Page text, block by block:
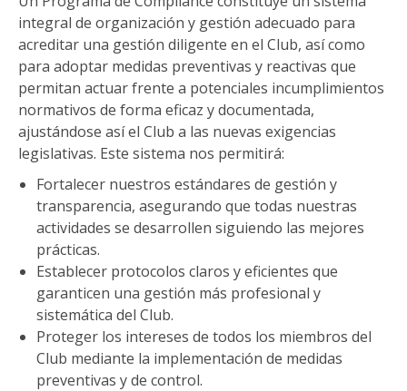
integral de organización y gestión adecuado para
acreditar una gestión diligente en el Club, así como
para adoptar medidas preventivas y reactivas que
permitan actuar frente a potenciales incumplimientos
normativos de forma eficaz y documentada,
ajustándose así el Club a las nuevas exigencias
legislativas. Este sistema nos permitirá:
Fortalecer nuestros estándares de gestión y
transparencia, asegurando que todas nuestras
actividades se desarrollen siguiendo las mejores
prácticas.
Establecer protocolos claros y eficientes que
garanticen una gestión más profesional y
sistemática del Club.
Proteger los intereses de todos los miembros del
Club mediante la implementación de medidas
preventivas y de control.